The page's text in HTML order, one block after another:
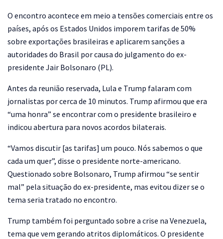
O encontro acontece em meio a tensões comerciais entre os
países, após os Estados Unidos imporem tarifas de 50%
sobre exportações brasileiras e aplicarem sanções a
autoridades do Brasil por causa do julgamento do ex-
presidente Jair Bolsonaro (PL).
Antes da reunião reservada, Lula e Trump falaram com
jornalistas por cerca de 10 minutos. Trump afirmou que era
“uma honra” se encontrar com o presidente brasileiro e
indicou abertura para novos acordos bilaterais.
“Vamos discutir [as tarifas] um pouco. Nós sabemos o que
cada um quer”, disse o presidente norte-americano.
Questionado sobre Bolsonaro, Trump afirmou “se sentir
mal” pela situação do ex-presidente, mas evitou dizer se o
tema seria tratado no encontro.
Trump também foi perguntado sobre a crise na Venezuela,
tema que vem gerando atritos diplomáticos. O presidente